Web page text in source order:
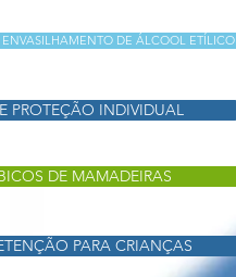
DE ÁLCOOL ETÍLICO
PROTEÇÃO INDIVIDUAL
DE MAMADEIRAS
PARA CRIANÇAS